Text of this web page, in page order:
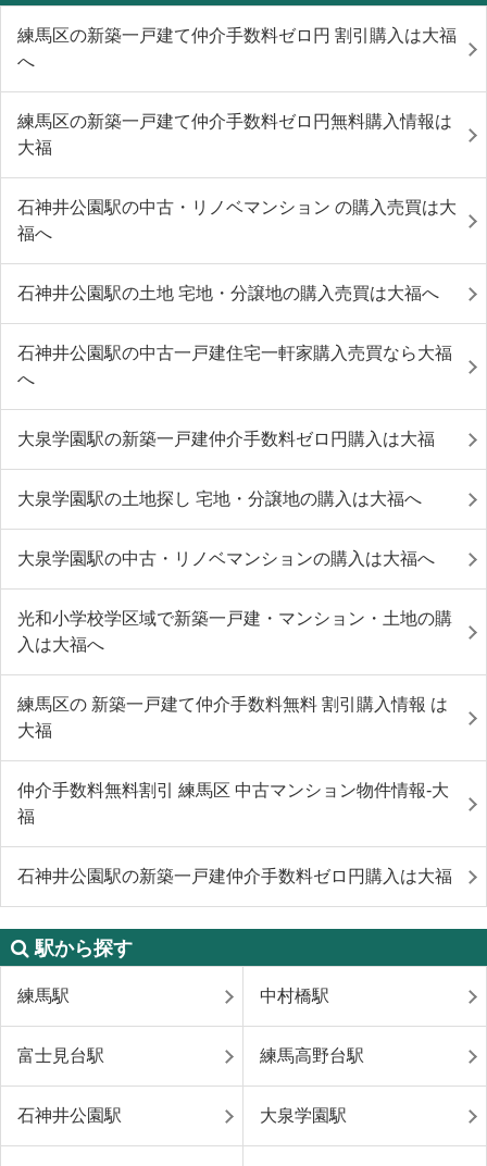
練馬区の新築一戸建て仲介手数料ゼロ円 割引購入は大福
へ
練馬区の新築一戸建て仲介手数料ゼロ円無料購入情報は
大福
石神井公園駅の中古・リノベマンション の購入売買は大
福へ
石神井公園駅の土地 宅地・分譲地の購入売買は大福へ
石神井公園駅の中古一戸建住宅一軒家購入売買なら大福
へ
大泉学園駅の新築一戸建仲介手数料ゼロ円購入は大福
大泉学園駅の土地探し 宅地・分譲地の購入は大福へ
大泉学園駅の中古・リノベマンションの購入は大福へ
光和小学校学区域で新築一戸建・マンション・土地の購
入は大福へ
練馬区の 新築一戸建て仲介手数料無料 割引購入情報 は
大福
仲介手数料無料割引 練馬区 中古マンション物件情報-大
福
石神井公園駅の新築一戸建仲介手数料ゼロ円購入は大福
駅から探す
練馬駅 中村橋駅
富士見台駅 練馬高野台駅
石神井公園駅 大泉学園駅